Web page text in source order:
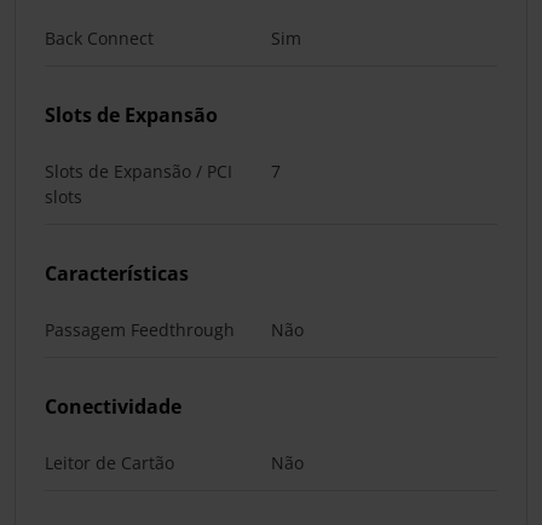
Back Connect Sim
Slots de Expansão
Slots de Expansão / PCI
slots
7
Características
Passagem Feedthrough Não
Conectividade
Leitor de Cartão Não